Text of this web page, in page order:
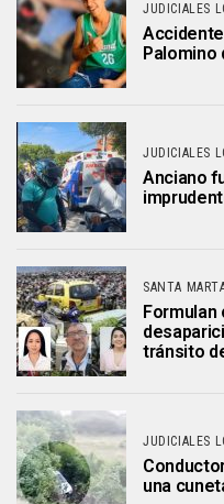
JUDICIALES
Palomino
JUDICIALES
Anciano
SANTA
tránsito
JUDICIALES
una